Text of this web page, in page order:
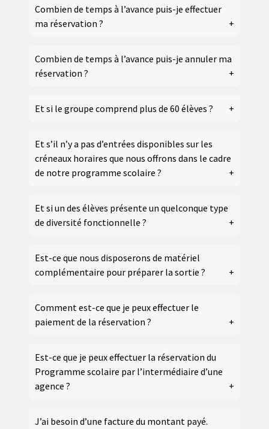
Combien de temps à l’avance puis-je effectuer
ma réservation ?
Combien de temps à l’avance puis-je annuler ma
réservation ?
Et si le groupe comprend plus de 60 élèves ?
Et s’il n’y a pas d’entrées disponibles sur les
créneaux horaires que nous offrons dans le cadre
de notre programme scolaire ?
Et si un des élèves présente un quelconque type
de diversité fonctionnelle ?
Est-ce que nous disposerons de matériel
complémentaire pour préparer la sortie ?
Comment est-ce que je peux effectuer le
paiement de la réservation ?
Est-ce que je peux effectuer la réservation du
Programme scolaire par l’intermédiaire d’une
agence ?
J’ai besoin d’une facture du montant payé.